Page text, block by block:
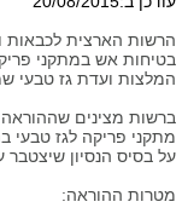
בטיחות אש במתקני
המלצות ועדת גז טבעי
ברשות מצינים שההוראה
מתקני פריקה לגז טבעי
על בסיס הנסיון שיצטבר
מטרות ההוראה: